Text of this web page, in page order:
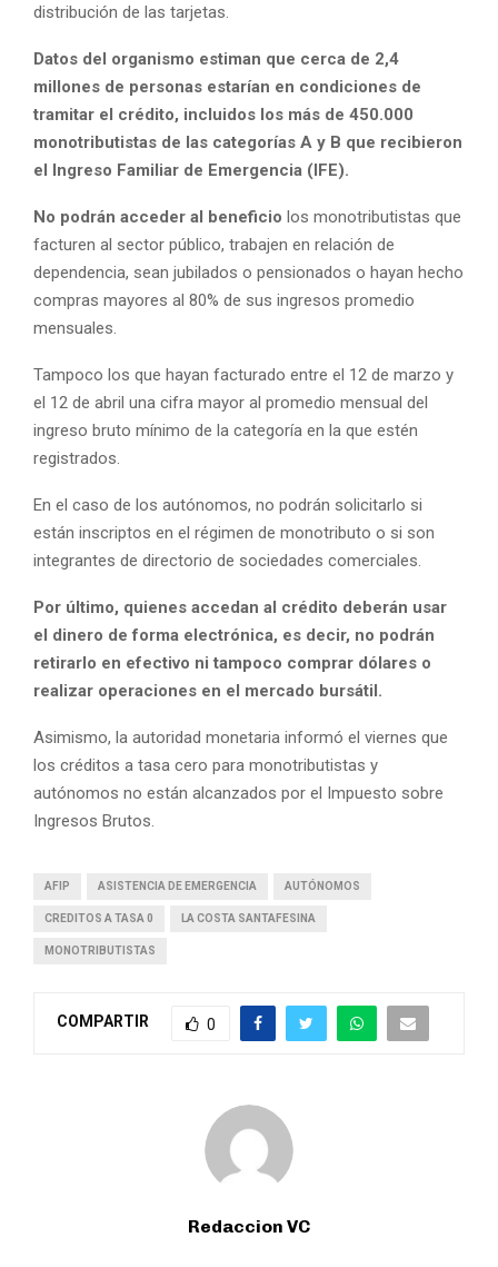
distribución de las tarjetas.
Datos del organismo estiman que cerca de 2,4
millones de personas estarían en condiciones de
tramitar el crédito, incluidos los más de 450.000
monotributistas de las categorías A y B que recibieron
el Ingreso Familiar de Emergencia (IFE).
No podrán acceder al beneficio los monotributistas que
facturen al sector público, trabajen en relación de
dependencia, sean jubilados o pensionados o hayan hecho
compras mayores al 80% de sus ingresos promedio
mensuales.
Tampoco los que hayan facturado entre el 12 de marzo y
el 12 de abril una cifra mayor al promedio mensual del
ingreso bruto mínimo de la categoría en la que estén
registrados.
En el caso de los autónomos, no podrán solicitarlo si
están inscriptos en el régimen de monotributo o si son
integrantes de directorio de sociedades comerciales.
Por último, quienes accedan al crédito deberán usar
el dinero de forma electrónica, es decir, no podrán
retirarlo en efectivo ni tampoco comprar dólares o
realizar operaciones en el mercado bursátil.
Asimismo, la autoridad monetaria informó el viernes que
los créditos a tasa cero para monotributistas y
autónomos no están alcanzados por el Impuesto sobre
Ingresos Brutos.
AFIP ASISTENCIA DE EMERGENCIA AUTÓNOMOS
CREDITOS A TASA 0 LA COSTA SANTAFESINA
MONOTRIBUTISTAS
COMPARTIR 0
Redaccion VC